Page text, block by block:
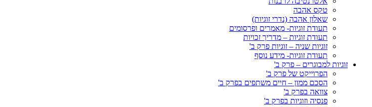
טקס אהבה
שאלון אהבה (נדרי זוגיות)
תעודת זוגיות- מאמרים ופרסומים
תעודת זוגיות – מדריך זכויות
זוגיות שניה – זוגיות פרק ב'
תעודת זוגיות- מידע נוסף
זוגיות למבוגרים – פרק ב'
הפרוייקט של פרק ב'
הסכם ממון – חיים משתפים בפרק ב'
צוואה בפרק ב'
פנסיה וזוגיות בפרק ב'